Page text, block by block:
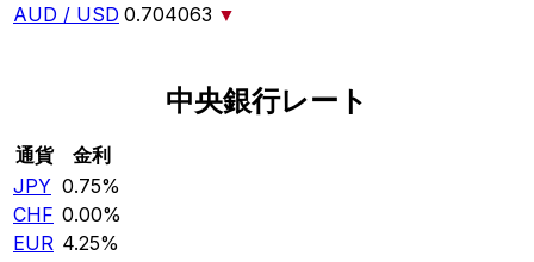
AUD / USD 0.704063 ▼
中央銀行レート
通貨
金利
JPY 0.75%
CHF 0.00%
EUR 4.25%